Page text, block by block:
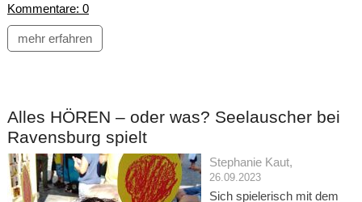
Kommentare: 0
mehr erfahren
Alles HÖREN – oder was? Seelauscher bei
Ravensburg spielt
Stephanie Kaut,
26.09.2023
Sich spielerisch mit dem